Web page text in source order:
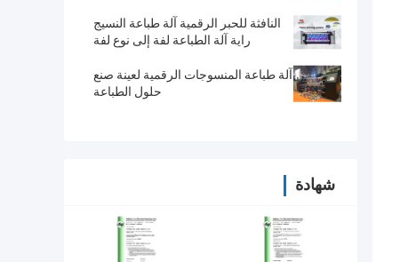
النافثة للحبر الرقمية آلة طباعة النسيج
راية آلة الطباعة لفة إلى نوع لفة
آلة طباعة المنسوجات الرقمية لعينة صنع
حلول الطباعة
شهادة